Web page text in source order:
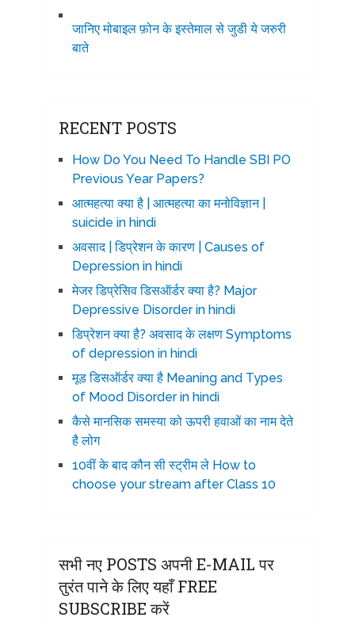
जानिए मोबाइल फ़ोन के इस्तेमाल से जुडी ये जरुरी
बाते
RECENT POSTS
How Do You Need To Handle SBI PO
Previous Year Papers?
आत्महत्या क्या है | आत्महत्या का मनोविज्ञान |
suicide in hindi
अवसाद | डिप्रेशन के कारण | Causes of
Depression in hindi
मेजर डिप्रेसिव डिसऑर्डर क्या है? Major
Depressive Disorder in hindi
डिप्रेशन क्या है? अवसाद के लक्षण Symptoms
of depression in hindi
मूड डिसऑर्डर क्या है Meaning and Types
of Mood Disorder in hindi
कैसे मानसिक समस्या को ऊपरी हवाओं का नाम देते
है लोग
10वीं के बाद कौन सी स्ट्रीम ले How to
choose your stream after Class 10
सभी नए POSTS अपनी E-MAIL पर
तुरंत पाने के लिए यहाँ FREE
SUBSCRIBE करें